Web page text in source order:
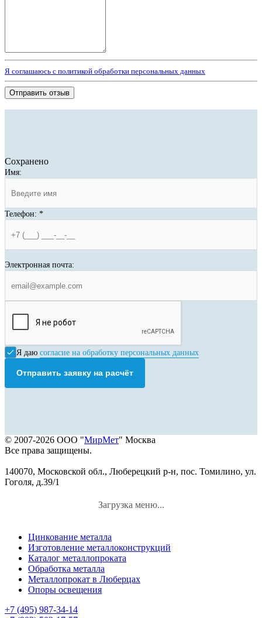
Я соглашаюсь с политикой обработки персональных данных
Отправить отзыв
Сохранено
Имя:
Телефон: *
Электронная почта:
Я даю согласие на обработку персональных данных
Отправить заявку на расчёт
© 2007-2026 ООО "МирМет" Москва
Все права защищены.
140070, Московской обл., Люберецкий р-н, пос. Томилино, ул.
Гоголя, д.39/1
Загрузка меню...
Цинкование металла
Изготовление металлоконструкций
Каталог металлопроката
Обработка металла
Металлопрокат в Люберцах
Опоры освещения
+7 (495) 987-34-14